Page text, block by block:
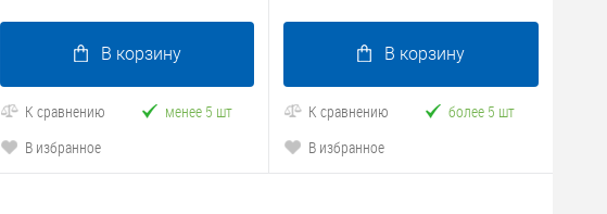
В корзину
К сравнению
менее 5 шт
В избранное
В корзину
К сравнению
более 5 шт
В избранное